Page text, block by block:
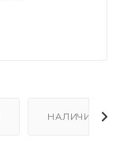
НАЛИЧИЕ